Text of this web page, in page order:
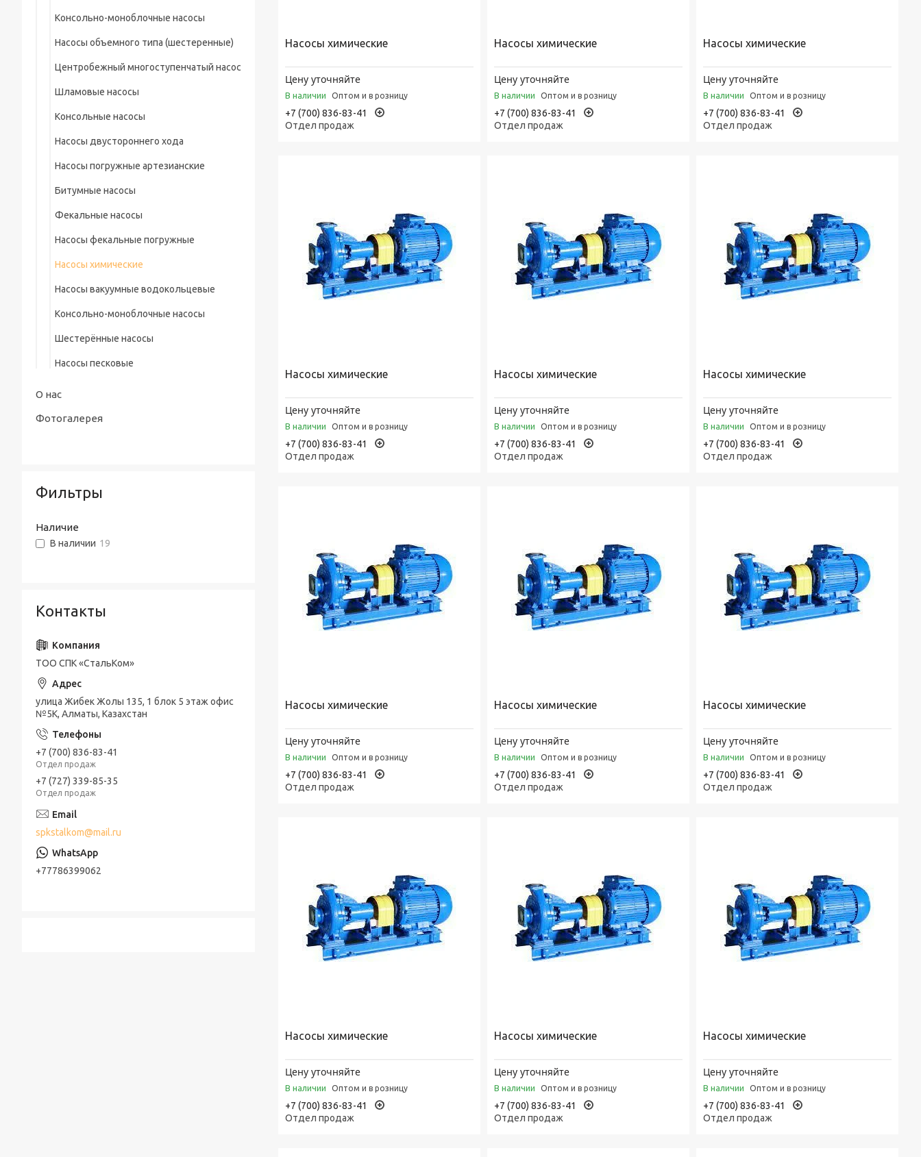
Насосы химические
Цену уточняйте
В наличии Оптом и в розницу
+7 (700) 836-83-41
Отдел продаж
Насосы химические
Цену уточняйте
В наличии Оптом и в розницу
+7 (700) 836-83-41
Отдел продаж
Насосы химические
Цену уточняйте
В наличии Оптом и в розницу
+7 (700) 836-83-41
Отдел продаж
Насосы химические
Цену уточняйте
В наличии Оптом и в розницу
+7 (700) 836-83-41
Отдел продаж
Насосы химические
Цену уточняйте
В наличии Оптом и в розницу
+7 (700) 836-83-41
Отдел продаж
Насосы химические
Цену уточняйте
В наличии Оптом и в розницу
+7 (700) 836-83-41
Отдел продаж
Насосы химические
Цену уточняйте
В наличии Оптом и в розницу
+7 (700) 836-83-41
Отдел продаж
Насосы химические
Цену уточняйте
В наличии Оптом и в розницу
+7 (700) 836-83-41
Отдел продаж
Насосы химические
Цену уточняйте
В наличии Оптом и в розницу
+7 (700) 836-83-41
Отдел продаж
Насосы химические
Цену уточняйте
В наличии Оптом и в розницу
+7 (700) 836-83-41
Отдел продаж
Насосы химические
Цену уточняйте
В наличии Оптом и в розницу
+7 (700) 836-83-41
Отдел продаж
Насосы химические
Цену уточняйте
В наличии Оптом и в розницу
+7 (700) 836-83-41
Отдел продаж
Трубы по API, ASTM, EN, DIN, ISO
Прутки (Круги) по ASTM, ASME, DIN, EN
Консольно-моноблочные насосы
Насосы объемного типа (шестеренные)
Центробежный многоступенчатый насос
Шламовые насосы
Консольные насосы
Насосы двустороннего хода
Насосы погружные артезианские
Битумные насосы
Фекальные насосы
Насосы фекальные погружные
Насосы химические
Насосы вакуумные водокольцевые
Консольно-моноблочные насосы
Шестерённые насосы
Насосы песковые
О нас
Фотогалерея
Фильтры
Наличие
В наличии 19
Контакты
ТОО СПК «СтальКом»
улица Жибек Жолы 135, 1 блок 5 этаж офис
№5К, Алматы, Казахстан
+7 (700) 836-83-41
Отдел продаж
+7 (727) 339-85-35
Отдел продаж
spkstalkom@mail.ru
+77786399062